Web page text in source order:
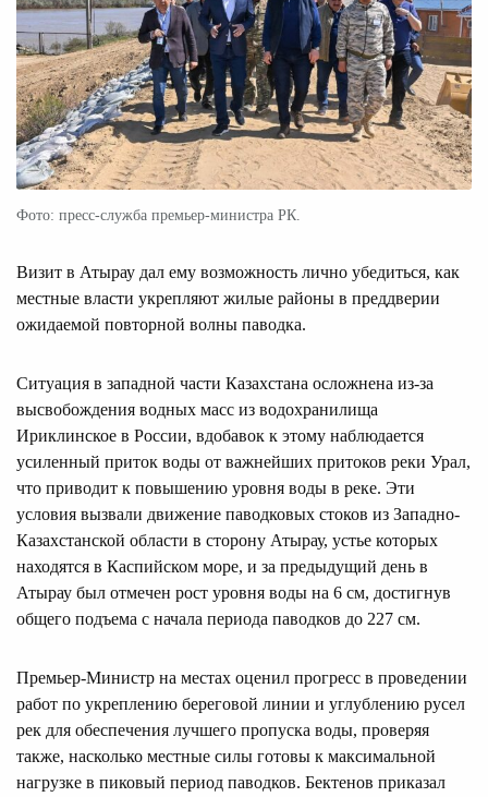
Фото: пресс-служба премьер-министра РК.
Визит в Атырау дал ему возможность лично убедиться, как
местные власти укрепляют жилые районы в преддверии
ожидаемой повторной волны паводка.
Ситуация в западной части Казахстана осложнена из-за
высвобождения водных масс из водохранилища
Ириклинское в России, вдобавок к этому наблюдается
усиленный приток воды от важнейших притоков реки Урал,
что приводит к повышению уровня воды в реке. Эти
условия вызвали движение паводковых стоков из Западно-
Казахстанской области в сторону Атырау, устье которых
находятся в Каспийском море, и за предыдущий день в
Атырау был отмечен рост уровня воды на 6 см, достигнув
общего подъема с начала периода паводков до 227 см.
Премьер-Министр на местах оценил прогресс в проведении
работ по укреплению береговой линии и углублению русел
рек для обеспечения лучшего пропуска воды, проверяя
также, насколько местные силы готовы к максимальной
нагрузке в пиковый период паводков. Бектенов приказал